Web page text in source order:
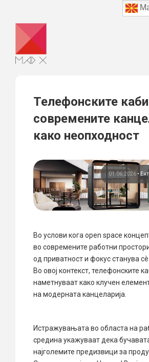
content
Телефонските
современите
како неопходност
01.06.2026 •
Во услови кога open space
во современите работни
од приватност и фокус станува
Во овој контекст, телефонските
наметнуваат како клучен
на модерната канцеларија.
Истражувањата во областа на
средина укажуваат дека
најголемите предизвици за